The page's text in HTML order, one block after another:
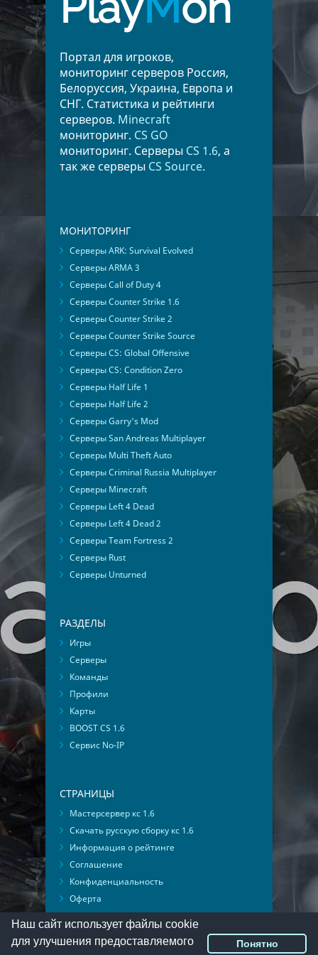
Румыния
5 Финляндия
4
Венгрия
3 Болгария
Греция
1 Словакия
1
Украина
1 Испания 1
Портал для игроков,
мониторинг серверов Россия,
Белоруссия, Украина, Европа и
СНГ. Статистика и рейтинги
серверов. Minecraft
мониторинг. CS GO
мониторинг. Серверы CS 1.6, а
так же серверы CS Source.
МОНИТОРИНГ
Серверы ARK: Survival Evolved
Серверы ARMA 3
Серверы Call of Duty 4
Серверы Counter Strike 1.6
Серверы Counter Strike 2
Серверы Counter Strike Source
Серверы CS: Global Offensive
Серверы CS: Condition Zero
Серверы Half Life 1
Серверы Half Life 2
Серверы Garry's Mod
Серверы San Andreas Multiplayer
Серверы Multi Theft Auto
Серверы Criminal Russia Multiplayer
Серверы Minecraft
Серверы Left 4 Dead
Серверы Left 4 Dead 2
Серверы Team Fortress 2
Серверы Rust
Серверы Unturned
РАЗДЕЛЫ
Игры
Серверы
Команды
Профили
Карты
BOOST CS 1.6
Сервис No-IP
СТРАНИЦЫ
Мастерсервер кс 1.6
Скачать русскую сборку кс 1.6
Информация о рейтинге
Соглашение
Конфиденциальность
Оферта
Мониторинг ВКонтакте
Наш сайт использует файлы cookie
для улучшения предоставляемого
Понятно